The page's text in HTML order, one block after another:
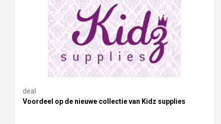
deal
Voordeel op de nieuwe collectie van Kidz supplies